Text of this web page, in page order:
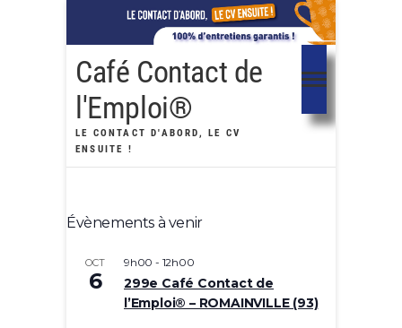
Café Contact de
l'Emploi®
LE CONTACT D'ABORD, LE CV
ENSUITE !
Évènements à venir
OCT
6
9h00 - 12h00
299e Café Contact de
l’Emploi® – ROMAINVILLE (93)